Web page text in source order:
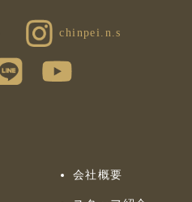
chinpei.n.s
会社概要